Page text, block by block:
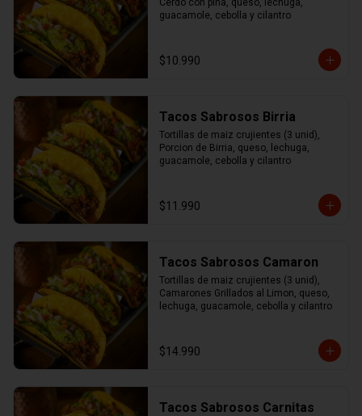
Cerdo con piña, queso, lechuga,
guacamole, cebolla y cilantro
$10.990
Tacos Sabrosos Birria
Tortillas de maiz crujientes (3 unid),
Porcion de Birria, queso, lechuga,
guacamole, cebolla y cilantro
$11.990
Tacos Sabrosos Camaron
Tortillas de maiz crujientes (3 unid),
Camarones Grillados al Limon, queso,
lechuga, guacamole, cebolla y cilantro
$14.990
Tacos Sabrosos Carnitas